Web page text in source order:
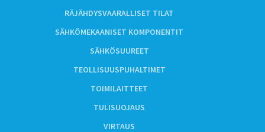
RÄJÄHDYSVAARALLISET TILAT
SÄHKÖMEKAANISET KOMPONENTIT
SÄHKÖSUUREET
TEOLLISUUSPUHALTIMET
TOIMILAITTEET
TULISUOJAUS
VIRTAUS